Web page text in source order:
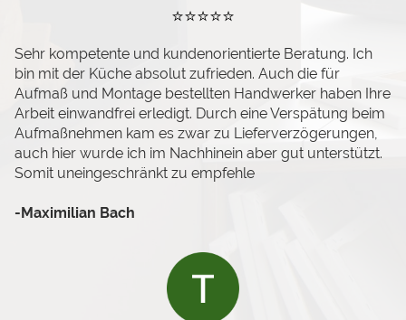
⭐️⭐️⭐️⭐️⭐️
Sehr kompetente und kundenorientierte Beratung. Ich
bin mit der Küche absolut zufrieden. Auch die für
Aufmaß und Montage bestellten Handwerker haben Ihre
Arbeit einwandfrei erledigt. Durch eine Verspätung beim
Aufmaßnehmen kam es zwar zu Lieferverzögerungen,
auch hier wurde ich im Nachhinein aber gut unterstützt.
Somit uneingeschränkt zu empfehle
-Maximilian Bach